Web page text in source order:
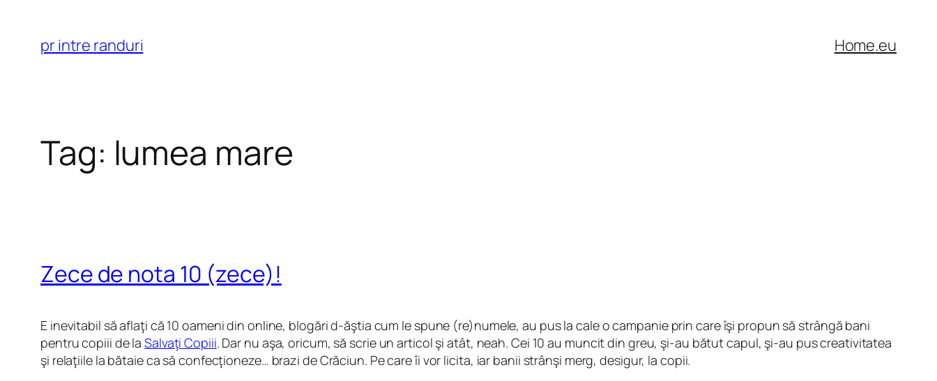
content
pr intre randuri Home.eu
Tag: lumea mare
Zece de nota 10 (zece)!
E inevitabil să aflaţi că 10 oameni din online, blogări d-ăştia cum le spune (re)numele, au pus la cale o campanie prin care îşi propun să strângă bani
pentru copiii de la Salvaţi Copiii. Dar nu aşa, oricum, să scrie un articol şi atât, neah. Cei 10 au muncit din greu, şi-au bătut capul, şi-au pus creativitatea
şi relaţiile la bătaie ca să confecţioneze… brazi de Crăciun. Pe care îi vor licita, iar banii strânşi merg, desigur, la copii.